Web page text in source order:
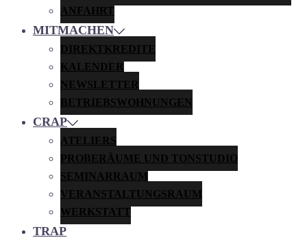
ANFAHRT
MITMACHEN
DIREKTKREDITE
KALENDER
NEWSLETTER
BETRIEBSWOHNUNGEN
CRAP
ATELIERS
PROBERÄUME UND TONSTUDIO
SEMINARRAUM
VERANSTALTUNGSRAUM
WERKSTATT
TRAP